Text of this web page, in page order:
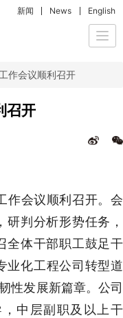
新闻 News English
作会议顺利召开
召开
作会议顺利召开。会
判分析形势任务，
全体干部职工鼓足干
业化工程公司转型道
性发展新篇章。公司
中层副职及以上干